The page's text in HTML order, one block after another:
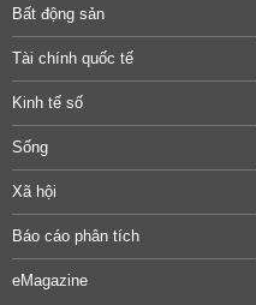
Bất động sản
Tài chính quốc tế
Kinh tế số
Sống
Xã hội
Báo cáo phân tích
eMagazine